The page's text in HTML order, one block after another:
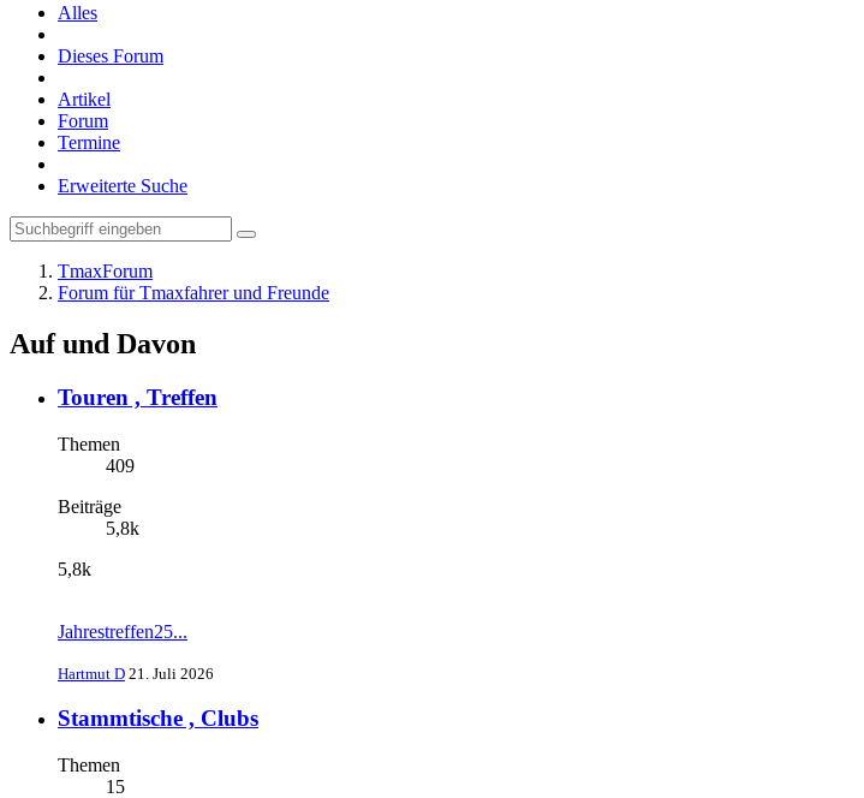
Alles
Dieses Forum
Artikel
Forum
Termine
Erweiterte Suche
TmaxForum
Forum für Tmaxfahrer und Freunde
Auf und Davon
Touren , Treffen
Themen
409
Beiträge
5,8k
5,8k
Jahrestreffen25...
Hartmut D 21. Juli 2026
Stammtische , Clubs
Themen
15